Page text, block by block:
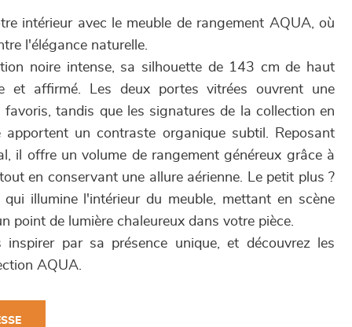
intérieur avec le meuble de rangement AQUA, où
l'élégance naturelle.
noire intense, sa silhouette de 143 cm de haut
et affirmé. Les deux portes vitrées ouvrent une
tandis que les signatures de la collection en
un contraste organique subtil. Reposant
il offre un volume de rangement généreux grâce à
en conservant une allure aérienne. Le petit plus ?
illumine l'intérieur du meuble, mettant en scène
point de lumière chaleureux dans votre pièce.
inspirer par sa présence unique, et découvrez les
AQUA.